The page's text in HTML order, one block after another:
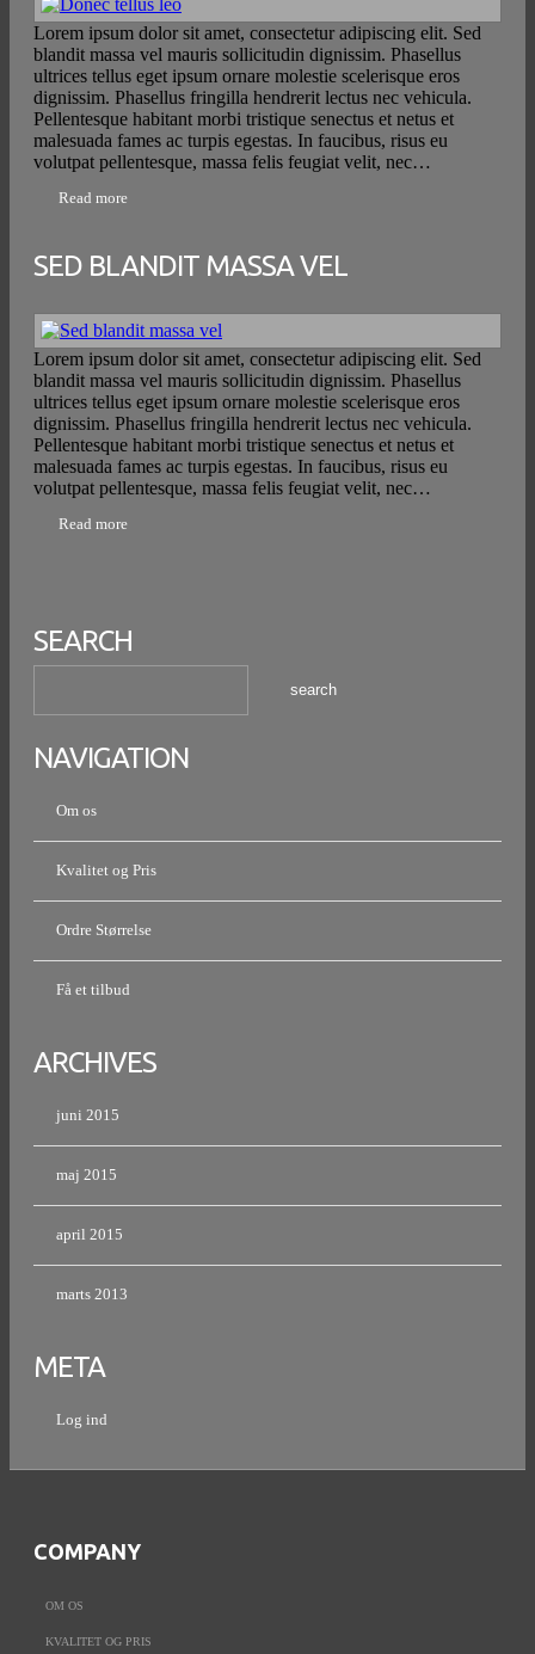
Lorem ipsum dolor sit amet, consectetur adipiscing elit. Sed
blandit massa vel mauris sollicitudin dignissim. Phasellus
ultrices tellus eget ipsum ornare molestie scelerisque eros
dignissim. Phasellus fringilla hendrerit lectus nec vehicula.
Pellentesque habitant morbi tristique senectus et netus et
malesuada fames ac turpis egestas. In faucibus, risus eu
volutpat pellentesque, massa felis feugiat velit, nec…
Read more
SED BLANDIT MASSA VEL
Lorem ipsum dolor sit amet, consectetur adipiscing elit. Sed
blandit massa vel mauris sollicitudin dignissim. Phasellus
ultrices tellus eget ipsum ornare molestie scelerisque eros
dignissim. Phasellus fringilla hendrerit lectus nec vehicula.
Pellentesque habitant morbi tristique senectus et netus et
malesuada fames ac turpis egestas. In faucibus, risus eu
volutpat pellentesque, massa felis feugiat velit, nec…
Read more
SEARCH
NAVIGATION
Om os
Kvalitet og Pris
Ordre Størrelse
Få et tilbud
ARCHIVES
juni 2015
maj 2015
april 2015
marts 2013
META
Log ind
COMPANY
OM OS
KVALITET OG PRIS